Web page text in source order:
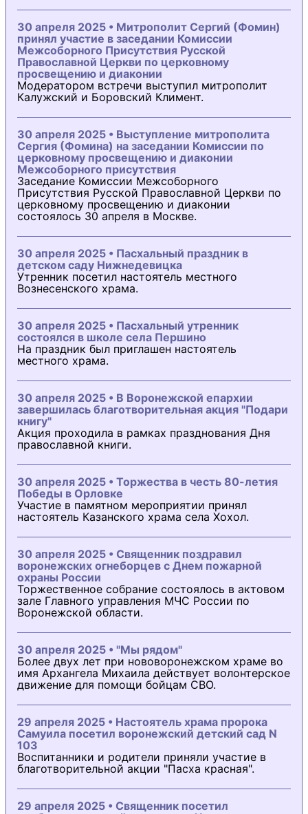
30 апреля 2025 • Митрополит Сергий (Фомин)
принял участие в заседании Комиссии
Межсоборного Присутствия Русской
Православной Церкви по церковному
просвещению и диаконии
Модератором встречи выступил митрополит
Калужский и Боровский Климент.
30 апреля 2025 • Выступление митрополита
Сергия (Фомина) на заседании Комиссии по
церковному просвещению и диаконии
Межсоборного присутствия
Заседание Комиссии Межсоборного
Присутствия Русской Православной Церкви по
церковному просвещению и диаконии
состоялось 30 апреля в Москве.
30 апреля 2025 • Пасхальный праздник в
детском саду Нижнедевицка
Утренник посетил настоятель местного
Вознесенского храма.
30 апреля 2025 • Пасхальный утренник
состоялся в школе села Першино
На праздник был приглашен настоятель
местного храма.
30 апреля 2025 • В Воронежской епархии
завершилась благотворительная акция "Подари
книгу"
Акция проходила в рамках празднования Дня
православной книги.
30 апреля 2025 • Торжества в честь 80-летия
Победы в Орловке
Участие в памятном мероприятии принял
настоятель Казанского храма села Хохол.
30 апреля 2025 • Священник поздравил
воронежских огнеборцев с Днем пожарной
охраны России
Торжественное собрание состоялось в актовом
зале Главного управления МЧС России по
Воронежской области.
30 апреля 2025 • "Мы рядом"
Более двух лет при нововоронежском храме во
имя Архангела Михаила действует волонтерское
движение для помощи бойцам СВО.
29 апреля 2025 • Настоятель храма пророка
Самуила посетил воронежский детский сад N
103
Воспитанники и родители приняли участие в
благотворительной акции "Пасха красная".
29 апреля 2025 • Священник посетил